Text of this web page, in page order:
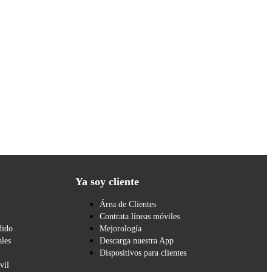
Ya soy cliente
Área de Clientes
Contrata líneas móviles
Mejorología
Descarga nuestra App
Dispositivos para clientes